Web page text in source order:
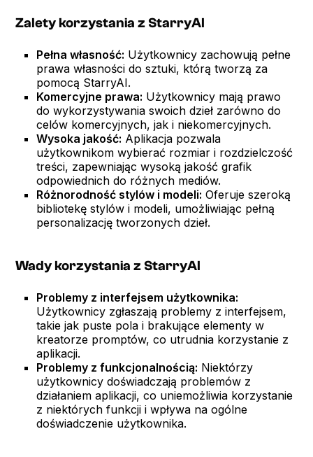
Zalety korzystania z StarryAI
Pełna własność: Użytkownicy zachowują pełne
prawa własności do sztuki, którą tworzą za
pomocą StarryAI.
Komercyjne prawa: Użytkownicy mają prawo
do wykorzystywania swoich dzieł zarówno do
celów komercyjnych, jak i niekomercyjnych.
Wysoka jakość: Aplikacja pozwala
użytkownikom wybierać rozmiar i rozdzielczość
treści, zapewniając wysoką jakość grafik
odpowiednich do różnych mediów.
Różnorodność stylów i modeli: Oferuje szeroką
bibliotekę stylów i modeli, umożliwiając pełną
personalizację tworzonych dzieł.
Wady korzystania z StarryAI
Problemy z interfejsem użytkownika:
Użytkownicy zgłaszają problemy z interfejsem,
takie jak puste pola i brakujące elementy w
kreatorze promptów, co utrudnia korzystanie z
aplikacji.
Problemy z funkcjonalnością: Niektórzy
użytkownicy doświadczają problemów z
działaniem aplikacji, co uniemożliwia korzystanie
z niektórych funkcji i wpływa na ogólne
doświadczenie użytkownika.